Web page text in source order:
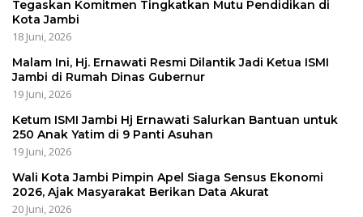
Tegaskan Komitmen Tingkatkan Mutu Pendidikan di
Kota Jambi
18 Juni, 2026
Malam Ini, Hj. Ernawati Resmi Dilantik Jadi Ketua ISMI
Jambi di Rumah Dinas Gubernur
19 Juni, 2026
Ketum ISMI Jambi Hj Ernawati Salurkan Bantuan untuk
250 Anak Yatim di 9 Panti Asuhan
19 Juni, 2026
Wali Kota Jambi Pimpin Apel Siaga Sensus Ekonomi
2026, Ajak Masyarakat Berikan Data Akurat
20 Juni, 2026